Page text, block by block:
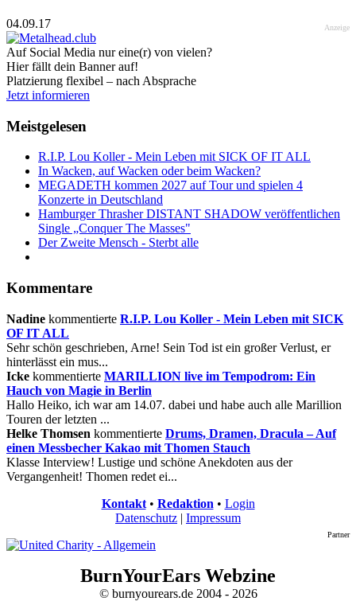
04.09.17 Anzeige
Auf Social Media nur eine(r) von vielen?
Hier fällt dein Banner auf!
Platzierung flexibel – nach Absprache
Jetzt informieren
Meistgelesen
R.I.P. Lou Koller - Mein Leben mit SICK OF IT ALL
In Wacken, auf Wacken oder beim Wacken?
MEGADETH kommen 2027 auf Tour und spielen 4
Konzerte in Deutschland
Hamburger Thrasher DISTANT SHADOW veröffentlichen
Single „Conquer The Masses"
Der Zweite Mensch - Sterbt alle
Kommentare
Nadine kommentierte R.I.P. Lou Koller - Mein Leben mit SICK
OF IT ALL
Sehr schön geschrieben, Arne! Sein Tod ist ein großer Verlust, er
hinterlässt ein mus...
Icke kommentierte MARILLION live im Tempodrom: Ein
Hauch von Magie in Berlin
Hallo Heiko, ich war am 14.07. dabei und habe auch alle Marillion
Touren der letzten ...
Helke Thomsen kommentierte Drums, Dramen, Dracula – Auf
einen Messbecher Kakao mit Thomen Stauch
Klasse Interview! Lustige und schöne Anekdoten aus der
Vergangenheit! Thomen redet ei...
Kontakt• Redaktion • Login
Datenschutz | Impressum
Partner
BurnYourEars Webzine
© burnyourears.de 2004 - 2026